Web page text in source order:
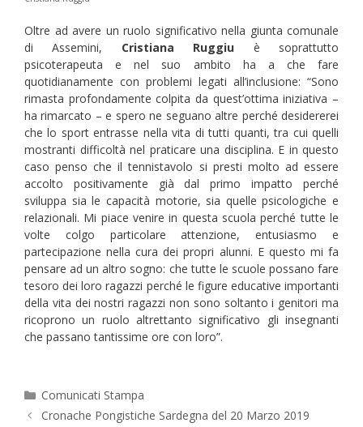
Oltre ad avere un ruolo significativo nella giunta comunale
di Assemini, Cristiana Ruggiu è soprattutto
psicoterapeuta e nel suo ambito ha a che fare
quotidianamente con problemi legati all’inclusione: “Sono
rimasta profondamente colpita da quest’ottima iniziativa –
ha rimarcato – e spero ne seguano altre perché desidererei
che lo sport entrasse nella vita di tutti quanti, tra cui quelli
mostranti difficoltà nel praticare una disciplina. E in questo
caso penso che il tennistavolo si presti molto ad essere
accolto positivamente già dal primo impatto perché
sviluppa sia le capacità motorie, sia quelle psicologiche e
relazionali. Mi piace venire in questa scuola perché tutte le
volte colgo particolare attenzione, entusiasmo e
partecipazione nella cura dei propri alunni. E questo mi fa
pensare ad un altro sogno: che tutte le scuole possano fare
tesoro dei loro ragazzi perché le figure educative importanti
della vita dei nostri ragazzi non sono soltanto i genitori ma
ricoprono un ruolo altrettanto significativo gli insegnanti
che passano tantissime ore con loro”.
Categorie
Comunicati Stampa
Cronache Pongistiche Sardegna del 20 Marzo 2019